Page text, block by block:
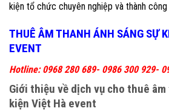
kiện tổ chức chuyên nghiệp và thành
THUÊ ÂM THANH ÁNH SÁNG SỰ
EVENT
Hotline: 0968 280 689- 0986 300 929-
Giới thiệu về dịch vụ cho thuê
kiện Việt Hà event